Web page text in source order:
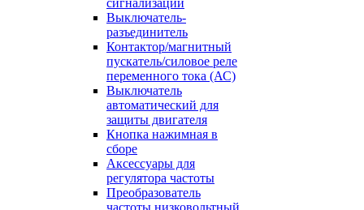
сигнализации
Выключатель-
разъединитель
Контактор/магнитный
пускатель/силовое реле
переменного тока (АС)
Выключатель
автоматический для
защиты двигателя
Кнопка нажимная в
сборе
Аксессуары для
регулятора частоты
Преобразователь
частоты низковольтный